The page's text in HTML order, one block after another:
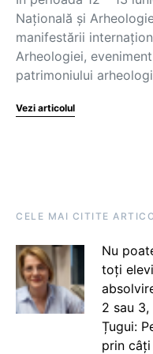
Naţională şi
manifestării
Arheologiei,
patrimoniului
Vezi articolul
CELE MAI CITITE
Nu
toți
2 sau 3,
Țugui:
prin